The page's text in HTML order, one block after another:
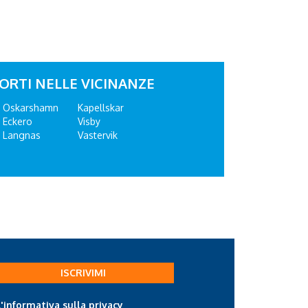
NELLE VICINANZE
Oskarshamn
Eckero
Langnas
Kapellskar
Visby
Vastervik
ISCRIVIMI
sulla privacy